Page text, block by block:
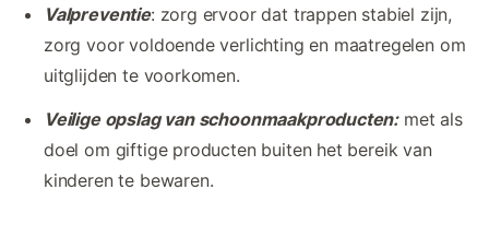
Valpreventie: zorg ervoor dat trappen stabiel zijn,
zorg voor voldoende verlichting en maatregelen om
uitglijden te voorkomen.
Veilige opslag van schoonmaakproducten:met als
doel om giftige producten buiten het bereik van
kinderen te bewaren.